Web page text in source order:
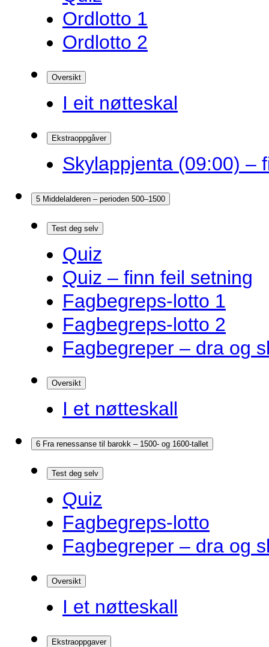
Ordlotto 1
Ordlotto 2
Oversikt
I eit nøtteskal
Ekstraoppgåver
Skylappjenta (09:00) –
5 Middelalderen – perioden 500–1500
Test deg selv
Quiz
Quiz – finn feil setning
Fagbegreps-lotto 1
Fagbegreps-lotto 2
Fagbegreper – dra og
Oversikt
I et nøtteskall
6 Fra renessanse til barokk – 1500- og 1600-tallet
Test deg selv
Quiz
Fagbegreps-lotto
Fagbegreper – dra og
Oversikt
I et nøtteskall
Ekstraoppgaver